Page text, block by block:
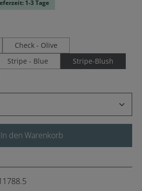
1-3 Tage
Check - Olive
Stripe - Blue
Stripe-Blush
Gib den gewünschten
In den Warenkorb